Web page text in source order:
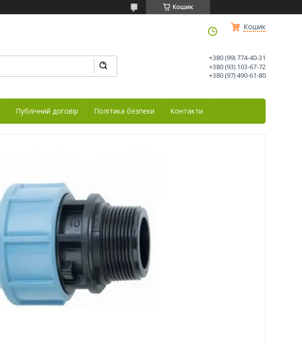
Кошик
Кошик
+380 (99) 774-40-31
+380 (93) 103-67-72
+380 (97) 490-61-80
Публічний договір Політика безпеки Контакти